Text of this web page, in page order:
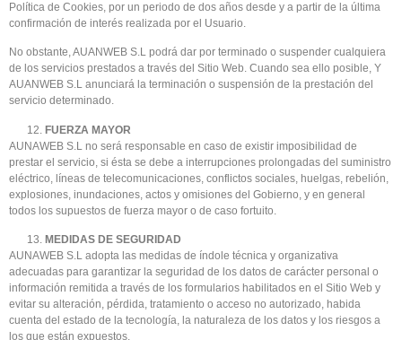
Política de Cookies, por un periodo de dos años desde y a partir de la última
confirmación de interés realizada por el Usuario.
No obstante, AUANWEB S.L podrá dar por terminado o suspender cualquiera
de los servicios prestados a través del Sitio Web. Cuando sea ello posible, Y
AUANWEB S.L anunciará la terminación o suspensión de la prestación del
servicio determinado.
FUERZA MAYOR
AUNAWEB S.L no será responsable en caso de existir imposibilidad de
prestar el servicio, si ésta se debe a interrupciones prolongadas del suministro
eléctrico, líneas de telecomunicaciones, conflictos sociales, huelgas, rebelión,
explosiones, inundaciones, actos y omisiones del Gobierno, y en general
todos los supuestos de fuerza mayor o de caso fortuito.
MEDIDAS DE SEGURIDAD
AUNAWEB S.L adopta las medidas de índole técnica y organizativa
adecuadas para garantizar la seguridad de los datos de carácter personal o
información remitida a través de los formularios habilitados en el Sitio Web y
evitar su alteración, pérdida, tratamiento o acceso no autorizado, habida
cuenta del estado de la tecnología, la naturaleza de los datos y los riesgos a
los que están expuestos.